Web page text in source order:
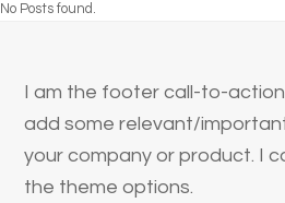
No Posts found.
I am the footer call-to-
add some relevant/
your company or product. I
the theme options.